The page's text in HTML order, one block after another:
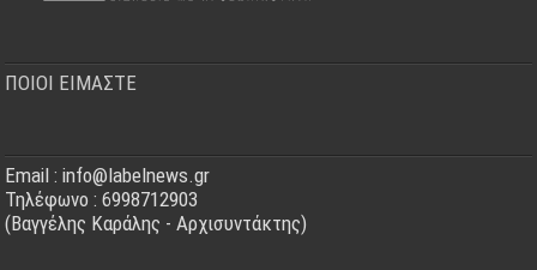
ΠΟΙΟΙ ΕΙΜΑΣΤΕ
Email : info@labelnews.gr
Τηλέφωνο : 6998712903
(Βαγγέλης Καράλης - Αρχισυντάκτης)